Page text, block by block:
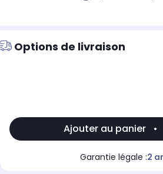
Options de livraison
Ajouter au panier •
Garantie légale :2